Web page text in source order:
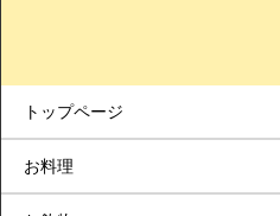
トップページ
お料理